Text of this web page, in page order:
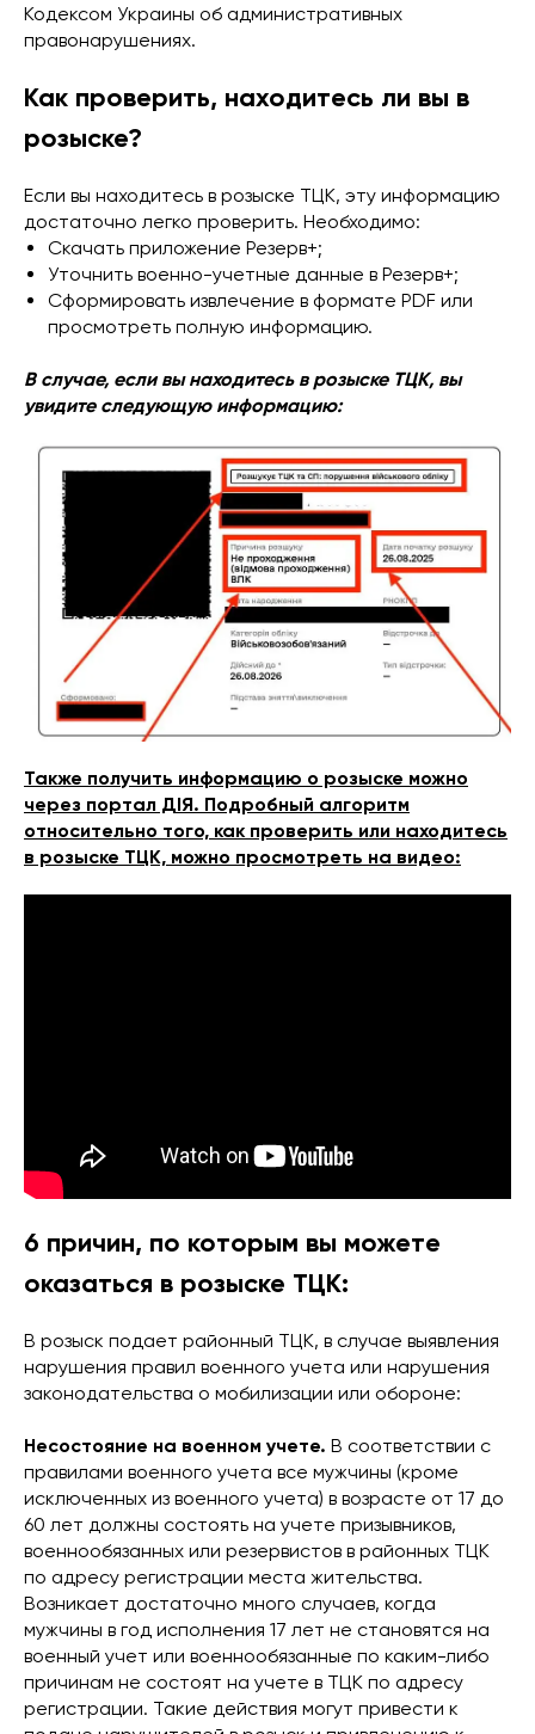
Кодексом Украины об административных
правонарушениях.
Как проверить, находитесь ли вы в
розыске?
Если вы находитесь в розыске ТЦК, эту информацию
достаточно легко проверить. Необходимо:
Скачать приложение Резерв+;
Уточнить военно-учетные данные в Резерв+;
Сформировать извлечение в формате PDF или
просмотреть полную информацию.
В случае, если вы находитесь в розыске ТЦК, вы
увидите следующую информацию:
Также получить информацию о розыске можно
через портал ДІЯ. Подробный алгоритм
относительно того, как проверить или находитесь
в розыске ТЦК, можно просмотреть на видео:
6 причин, по которым вы можете
оказаться в розыске ТЦК:
В розыск подает районный ТЦК, в случае выявления
нарушения правил военного учета или нарушения
законодательства о мобилизации или обороне:
Несостояние на военном учете. В соответствии с
правилами военного учета все мужчины (кроме
исключенных из военного учета) в возрасте от 17 до
60 лет должны состоять на учете призывников,
военнообязанных или резервистов в районных ТЦК
по адресу регистрации места жительства.
Возникает достаточно много случаев, когда
мужчины в год исполнения 17 лет не становятся на
военный учет или военнообязанные по каким-либо
причинам не состоят на учете в ТЦК по адресу
регистрации. Такие действия могут привести к